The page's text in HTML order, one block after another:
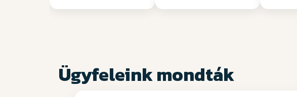
Ügyfeleink mondták